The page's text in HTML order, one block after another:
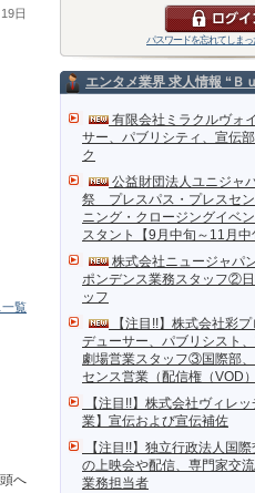
パスワードを忘れてしま
エンタメ業界 求人情報 “Ｂ
有限会社ミラクルヴォ
サー、パブリシティ、宣伝
ク
公益財団法人ユニジャ
祭 プレスパス・プレスセ
ニング・クロージングイベ
スタント【9月中旬～11月中
株式会社ニュージャパ
ポンデンス業務スタッフ②
ッフ
【注目!!】株式会社彩
デューサー、パブリシスト
劇場営業スタッフ③国際部
センス営業（配信権（VOD
【注目!!】株式会社ヴィレ
業】宣伝および宣伝補佐
【注目!!】独立行政法人国
の上映会や配信、専門家交
業務担当者
日
一覧
へ